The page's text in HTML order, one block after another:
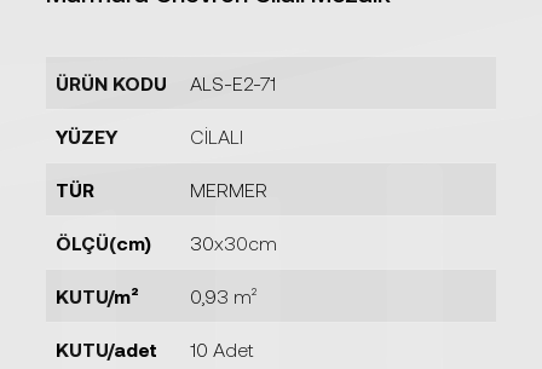
ÜRÜN KODU ALS-E2-71
YÜZEY CİLALI
TÜR MERMER
ÖLÇÜ(cm) 30x30cm
KUTU/m² 0,93 m²
KUTU/adet 10 Adet